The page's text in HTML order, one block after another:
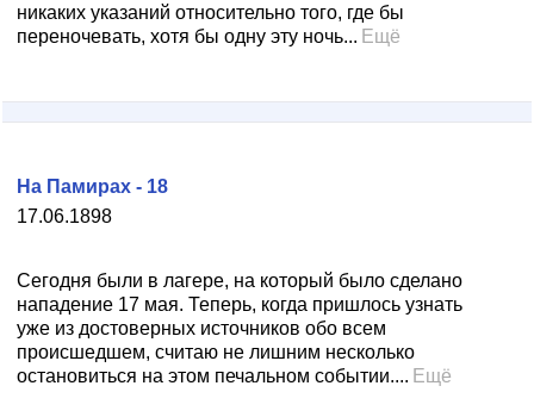
никаких указаний относительно того, где бы
переночевать, хотя бы одну эту ночь... Ещё
17.06.1898
На Памирах - 18
Сегодня были в лагере, на который было сделано
нападение 17 мая. Теперь, когда пришлось узнать
уже из достоверных источников обо всем
происшедшем, считаю не лишним несколько
остановиться на этом печальном событии.... Ещё